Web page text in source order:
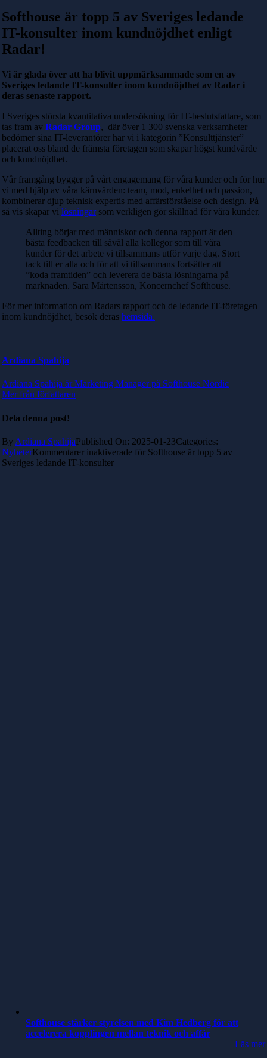
Softhouse är topp 5 av Sveriges ledande
IT-konsulter inom kundnöjdhet enligt
Radar!
Vi är glada över att ha blivit uppmärksammade som en av
Sveriges ledande IT-konsulter inom kundnöjdhet av Radar i
deras senaste rapport.
I Sveriges största kvantitativa undersökning för IT-beslutsfattare, som
tas fram av Radar Group, där över 1 300 svenska verksamheter
bedömer sina IT-leverantörer har vi i kategorin ”Konsulttjänster”
placerat oss bland de främsta företagen som skapar högst kundvärde
och kundnöjdhet.
Vår framgång bygger på vårt engagemang för våra kunder och för hur
vi med hjälp av våra kärnvärden: team, mod, enkelhet och passion,
kombinerar djup teknisk expertis med affärsförståelse och design. På
så vis skapar vi lösningarsom verkligen gör skillnad för våra kunder.
Allting börjar med människor och denna rapport är den
bästa feedbacken till såväl alla kollegor som till våra
kunder för det arbete vi tillsammans utför varje dag. Stort
tack till er alla och för att vi tillsammans fortsätter att
”koda framtiden” och leverera de bästa lösningarna på
marknaden. Sara Mårtensson, Koncernchef Softhouse.
För mer information om Radars rapport och de ledande IT-företagen
inom kundnöjdhet, besök deras hemsida.
Ardiana Spahija
Ardiana Spahija är Marketing Manager på Softhouse Nordic
Mer från författaren
Dela denna post!
By Ardiana SpahijaPublished On: 2025-01-23Categories:
NyheterKommentarer inaktiverade för Softhouse är topp 5 av
Sveriges ledande IT-konsulter
Softhouse stärker styrelsen med Kim Hedberg för att
accelerera kopplingen mellan teknik och affär
Läs mer